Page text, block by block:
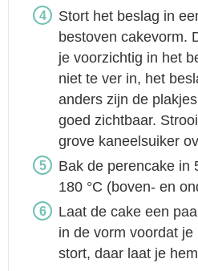
Stort het beslag in
bestoven cakevorm.
je voorzichtig in het
niet te ver in, het
anders zijn de
goed zichtbaar.
grove kaneelsuiker
Bak de perencake in
180 °C (boven- en
Laat de cake een
in de vorm voordat
stort, daar laat je